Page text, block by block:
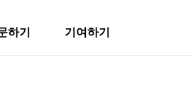
하기 기여하기